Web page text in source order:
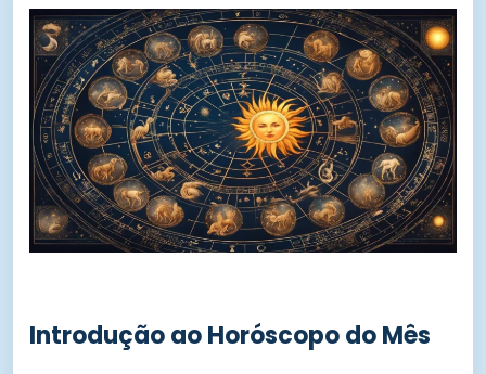
Introdução ao Horóscopo do Mês